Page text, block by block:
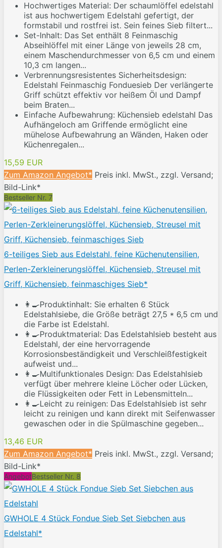
Hochwertiges Material: Der schaumlöffel edelstahl
ist aus hochwertigem Edelstahl gefertigt, der
formstabil und rostfrei ist. Sein feines Sieb filtert...
Set-Inhalt: Das Set enthält 8 Feinmaschig
Abseihlöffel mit einer Länge von jeweils 28 cm,
einem Maschendurchmesser von 6,5 cm und einem
10,3 cm langen...
Verbrennungsresistentes Sicherheitsdesign:
Edelstahl Feinmaschig Fonduesieb Der verlängerte
Griff schützt effektiv vor heißem Öl und Dampf
beim Braten...
Einfache Aufbewahrung: Küchensieb edelstahl Das
Aufhängeloch am Griffende ermöglicht eine
mühelose Aufbewahrung an Wänden, Haken oder
Küchenregalen...
15,59 EUR
Zum Amazon Angebot* Preis inkl. MwSt., zzgl. Versand;
Bild-Link*
Bestseller Nr. 7
6-teiliges Sieb aus Edelstahl, feine Küchenutensilien,
Perlen-Zerkleinerungslöffel, Küchensieb, Streusel mit
Griff, Küchensieb, feinmaschiges Sieb*
👩‍🍳Produktinhalt: Sie erhalten 6 Stück
Edelstahlsiebe, die Größe beträgt 27,5 * 6,5 cm und
die Farbe ist Edelstahl.
👩‍🍳Produktmaterial: Das Edelstahlsieb besteht aus
Edelstahl, der eine hervorragende
Korrosionsbeständigkeit und Verschleißfestigkeit
aufweist und...
👩‍🍳Multifunktionales Design: Das Edelstahlsieb
verfügt über mehrere kleine Löcher oder Lücken,
die Flüssigkeiten oder Fett in Lebensmitteln...
👩‍🍳Leicht zu reinigen: Das Edelstahlsieb ist sehr
leicht zu reinigen und kann direkt mit Seifenwasser
gewaschen oder in die Spülmaschine gegeben...
13,46 EUR
Zum Amazon Angebot* Preis inkl. MwSt., zzgl. Versand;
Bild-Link*
AngebotBestseller Nr. 8
GWHOLE 4 Stück Fondue Sieb Set Siebchen aus
Edelstahl*